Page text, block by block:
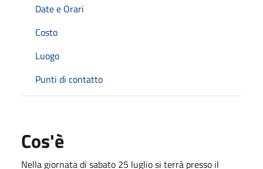
Date e Orari
Costo
Luogo
Punti di contatto
Cos'è
Nella giornata di sabato 25 luglio si terrà presso il